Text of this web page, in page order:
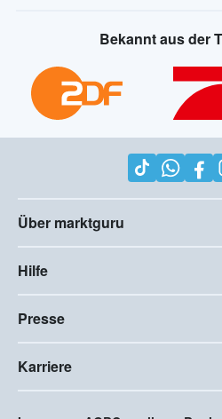
Bekannt aus der
Über marktguru
Hilfe
Presse
Karriere